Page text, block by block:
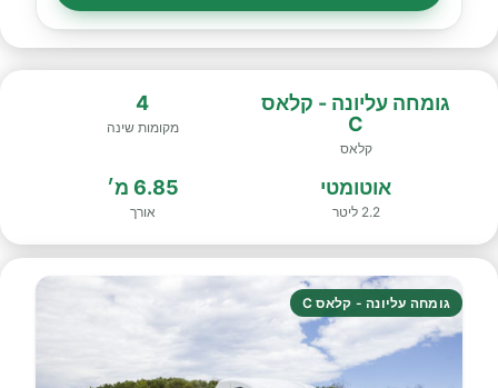
גומחה עליונה - קלאס
C
קלאס
4
מקומות שינה
אוטומטי
2.2 ליטר
6.85 מ׳
אורך
גומחה עליונה - קלאס C